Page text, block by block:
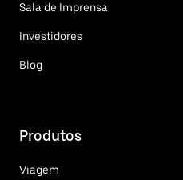
Sala de Imprensa
Investidores
Blog
Produtos
Viagem